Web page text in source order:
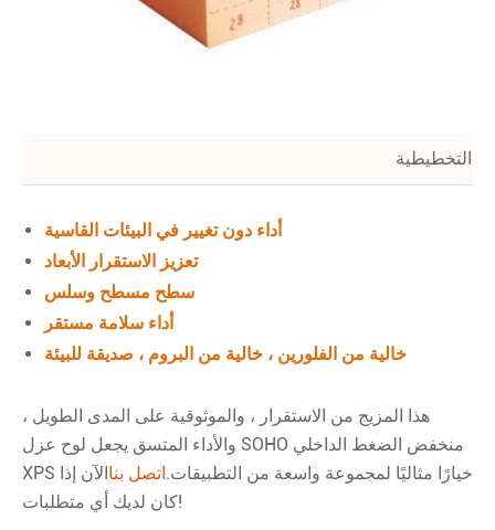
أداء دون تغيير في البيئات القاسية
تعزيز الاستقرار الأبعاد
سطح مسطح وسلس
أداء سلامة مستقر
خالية من الفلورين ، خالية من البروم ، صديقة للبيئة
هذا المزيج من الاستقرار ، والموثوقية على المدى الطويل ،
والأداء المتسق يجعل لوح عزل SOHO منخفض الضغط الداخلي
XPS خيارًا مثاليًا لمجموعة واسعة من التطبيقات.اتصل بناالآن إذا
كان لديك أي متطلبات!